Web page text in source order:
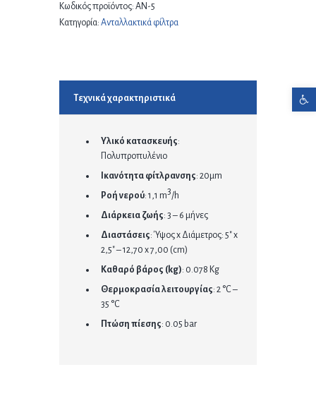
Ανοίξτε τη γραμμή εργαλείων
Κωδικός προϊόντος: ΑΝ-5
Κατηγορία: Ανταλλακτικά φίλτρα
Τεχνικά χαρακτηριστικά
Υλικό κατασκευής:
Πολυπροπυλένιο
Ικανότητα φίτλρανσης: 20μm
Ροή νερού: 1,1 m3/h
Διάρκεια ζωής: 3 – 6 μήνες
Διαστάσεις: Ύψος x Διάμετρος: 5″ x
2,5″ – 12,70 x 7,00 (cm)
Καθαρό βάρος (kg): 0.078 Kg
Θερμοκρασία λειτουργίας: 2 °C –
35 °C
Πτώση πίεσης: 0.05 bar